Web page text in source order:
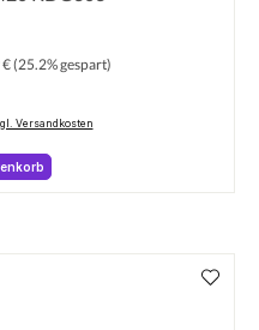
(25.2% gespart)
Versandkosten